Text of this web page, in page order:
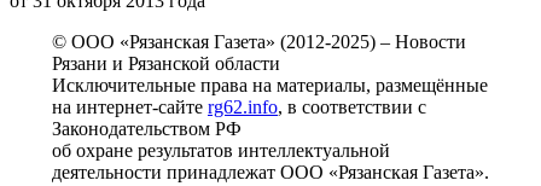
© ООО «Рязанская Газета» (2012-2025) – Новости
Рязани и Рязанской области
Исключительные права на материалы, размещённые
на интернет-сайте rg62.info, в соответствии с
Законодательством РФ
об охране результатов интеллектуальной
деятельности принадлежат ООО «Рязанская Газета».